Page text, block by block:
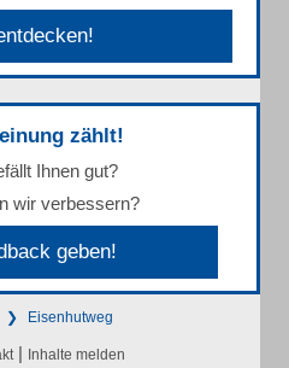
zählt!
Ihnen gut?
wir verbessern?
geben!
Eisenhutweg
| Inhalte melden